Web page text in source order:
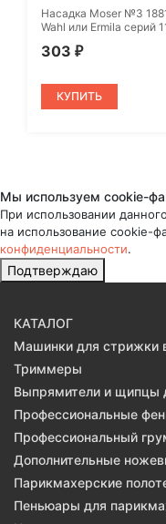
Насадка Moser №3
Wahl или Ermila серий
303 ₽
КУПИТЬ
Мы используем cookie-
При использовании
на использование cookie-
конфиденциальности.
Подтверждаю
КАТАЛОГ
Машинки для стрижки
Триммеры
Выпрямители и щипцы
Профессиональные
Профессиональный
Дополнительные
Парикмахерские
Пеньюары для